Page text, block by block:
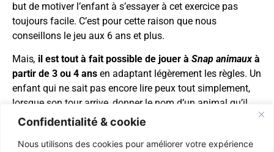
Confidentialité & cookie
Nous utilisons des cookies pour améliorer votre expérience
but de motiver l’enfant à s’essayer à cet exercice pas
toujours facile. C’est pour cette raison que nous
conseillons le jeu aux 6 ans et plus.
Mais, il est tout à fait possible de jouer à Snap animaux à
partir de 3 ou 4 ans en adaptant légèrement les règles. Un
enfant qui ne sait pas encore lire peux tout simplement,
lorsque son tour arrive, donner le nom d’un animal qu’il
reconnaîtra sur les dessins, le décrire avec ses propres